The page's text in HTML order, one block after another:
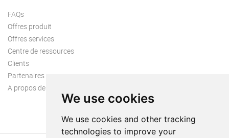
We use cookies
We use cookies and other tracking
technologies to improve your
FAQs
Offres produit
Offres services
Centre de ressources
Clients
Partenaires
A propos de nous